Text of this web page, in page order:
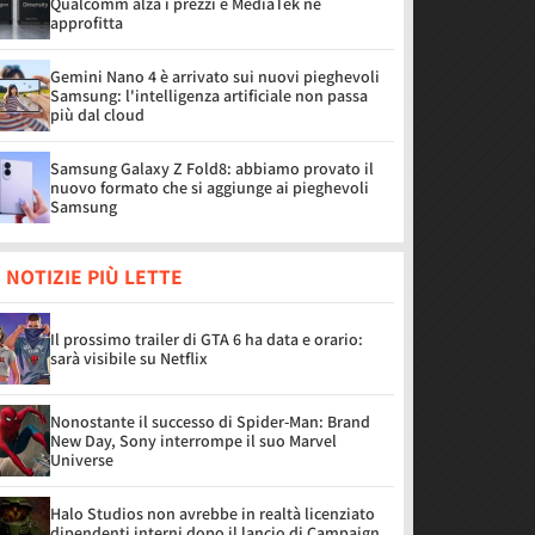
approfitta
Gemini Nano 4 è arrivato sui nuovi pieghevoli
Samsung: l'intelligenza artificiale non passa
più dal cloud
Samsung Galaxy Z Fold8: abbiamo provato il
nuovo formato che si aggiunge ai pieghevoli
Samsung
NOTIZIE PIÙ LETTE
Il prossimo trailer di GTA 6 ha data e orario:
sarà visibile su Netflix
Nonostante il successo di Spider-Man: Brand
New Day, Sony interrompe il suo Marvel
Universe
Halo Studios non avrebbe in realtà licenziato